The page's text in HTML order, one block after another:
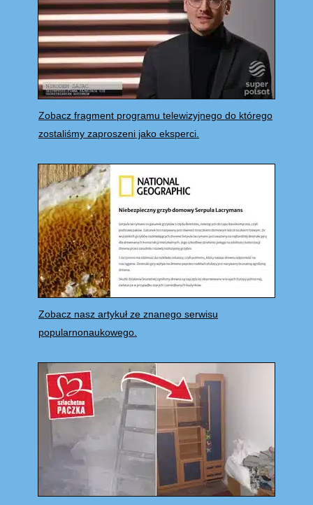
Zobacz fragment programu telewizyjnego do którego
zostaliśmy zaproszeni jako eksperci.
Zobacz nasz artykuł ze znanego serwisu
popularnonaukowego.